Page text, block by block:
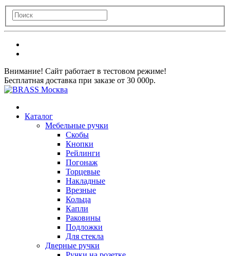
Внимание! Сайт работает в тестовом режиме!
Бесплатная доставка при заказе от 30 000р.
Каталог
Мебельные ручки
Скобы
Кнопки
Рейлинги
Погонаж
Торцевые
Накладные
Врезные
Кольца
Капли
Раковины
Подложки
Для стекла
Дверные ручки